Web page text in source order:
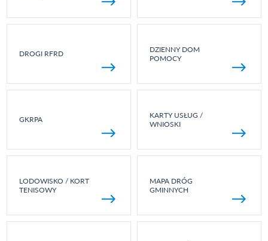
DROGI RFRD
DZIENNY DOM
POMOCY
GKRPA
KARTY USŁUG /
WNIOSKI
LODOWISKO / KORT
TENISOWY
MAPA DRÓG
GMINNYCH